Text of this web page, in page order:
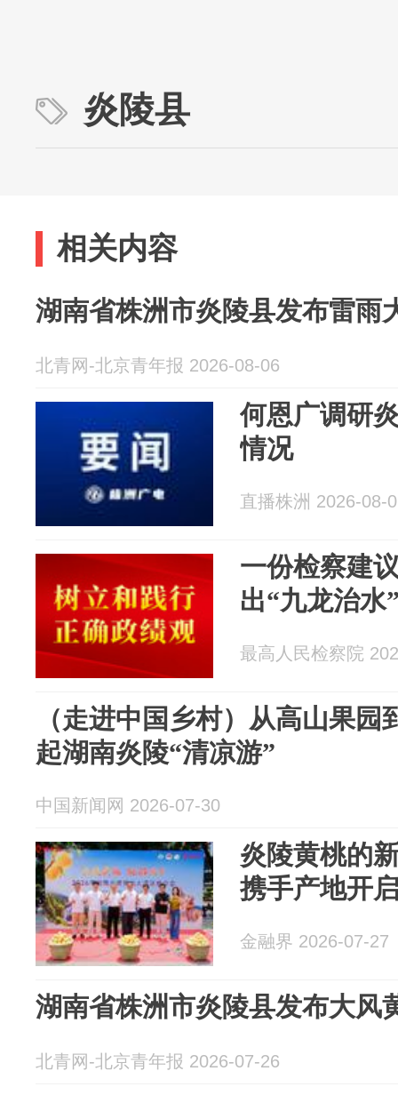
炎陵县
相关内容
湖南省株洲市炎陵县发布雷雨
北青网-北京青年报 2026-08-06
何恩广调研
情况
直播株洲 2026-08-
一份检察建
出“九龙治水
最高人民检察院
（走进中国乡村）从高山果园
起湖南炎陵“清凉游”
中国新闻网 2026-07-30
炎陵黄桃的
携手产地开
金融界 2026-07-27
湖南省株洲市炎陵县发布大风
北青网-北京青年报 2026-07-26